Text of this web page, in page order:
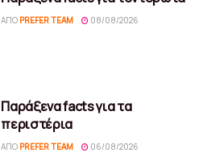
ΑΠΌ PREFER TEAM 08/08/2026
Παράξενα facts για τα
περιστέρια
ΑΠΌ PREFER TEAM 06/08/2026